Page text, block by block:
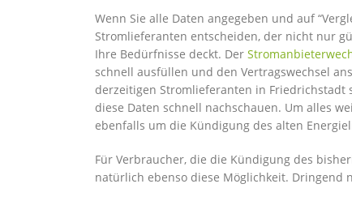
Wenn Sie alle Daten angegeben und auf
Stromlieferanten entscheiden, der nicht nur
Ihre Bedürfnisse deckt. Der
schnell ausfüllen und den Vertragswechsel
derzeitigen Stromlieferanten in Friedrichstadt
diese Daten schnell nachschauen. Um alles
ebenfalls um die Kündigung des alten
Für Verbraucher, die die Kündigung des
natürlich ebenso diese Möglichkeit. Dringend